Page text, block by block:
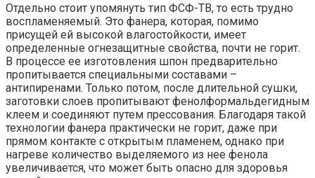
Отдельно стоит упомянуть тип ФСФ-ТВ, то есть трудно
воспламеняемый. Это фанера, которая, помимо
присущей ей высокой влагостойкости, имеет
определенные огнезащитные свойства, почти не горит.
В процессе ее изготовления шпон предварительно
пропитывается специальными составами –
антипиренами. Только потом, после длительной сушки,
заготовки слоев пропитывают фенолформальдегидным
клеем и соединяют путем прессования. Благодаря такой
технологии фанера практически не горит, даже при
прямом контакте с открытым пламенем, однако при
нагреве количество выделяемого из нее фенола
увеличивается, что может быть опасно для здоровья